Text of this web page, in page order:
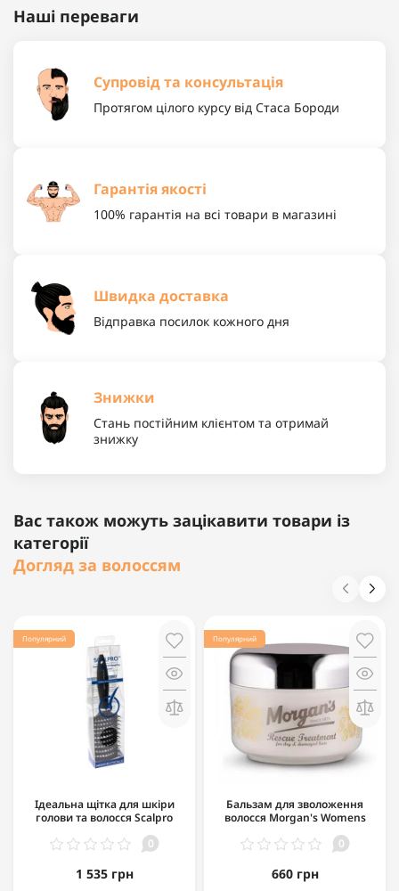
Наші переваги
Супровід та консультація
Протягом цілого курсу від Стаса Бороди
Гарантія якості
100% гарантія на всі товари в магазині
Швидка доставка
Відправка посилок кожного дня
Знижки
Стань постійним клієнтом та отримай
знижку
Вас також можуть зацікавити товари із
категорії
Догляд за волоссям
Популярний
Ідеальна щітка для шкіри
голови та волосся Scalpro
0
1 535 грн
Популярний
Бальзам для зволоження
волосся Morgan's Womens
0
660 грн